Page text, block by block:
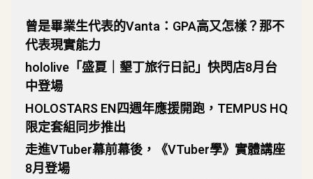
曾是畢業生代表的Vanta：GPA高又怎樣？那不
代表現實能力
hololive「盛夏｜墾丁旅行日記」快閃店8月台
中登場
HOLOSTARS EN四週年應援開跑，TEMPUS HQ
限定套組同步推出
走進VTuber幕前幕後，《VTuber學》實體講座
8月登場